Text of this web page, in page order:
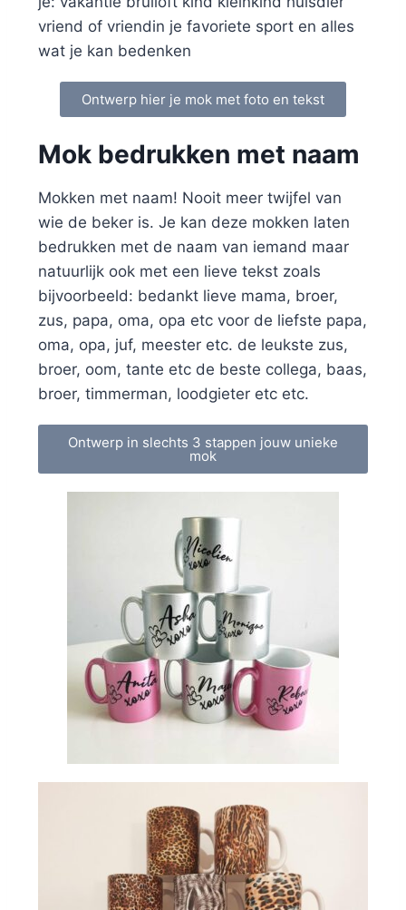
vriend of vriendin je favoriete sport en alles
wat je kan bedenken
Ontwerp hier je mok met foto en tekst
Mok bedrukken met naam
Mokken met naam! Nooit meer twijfel van
wie de beker is. Je kan deze mokken laten
bedrukken met de naam van iemand maar
natuurlijk ook met een lieve tekst zoals
bijvoorbeeld: bedankt lieve mama, broer,
zus, papa, oma, opa etc voor de liefste papa,
oma, opa, juf, meester etc. de leukste zus,
broer, oom, tante etc de beste collega, baas,
broer, timmerman, loodgieter etc etc.
Ontwerp in slechts 3 stappen jouw unieke
mok